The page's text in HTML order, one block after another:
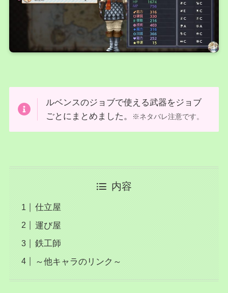
ルベンスのジョブで使える武器をジョブ
ごとにまとめました。
※ネタバレ注意です。
内容
仕立屋
運び屋
鉄工師
～他キャラのリンク～